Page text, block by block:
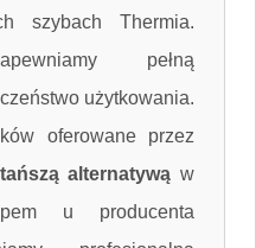
szybach Thermia.
pełną
użytkowania.
oferowane przez
tańszą alternatywą w
u producenta